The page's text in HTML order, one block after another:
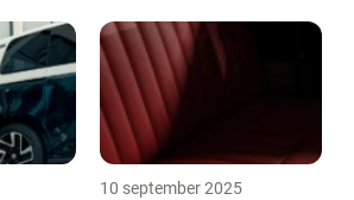
10 september 2025